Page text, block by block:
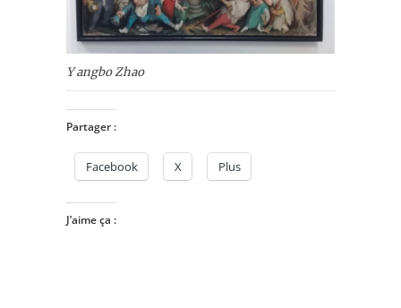
Y angbo Zhao
Partager :
Facebook X Plus
J’aime ça :